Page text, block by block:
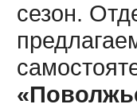
сезон.